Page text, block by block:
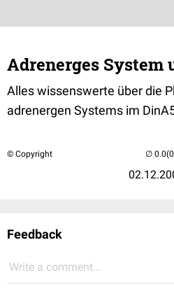
Adrenerges System
Alles wissenswerte über die
adrenergen Systems im
© Copyright
Feedback
Write a comment...